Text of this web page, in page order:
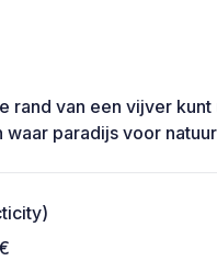
rand van een vijver
paradijs voor